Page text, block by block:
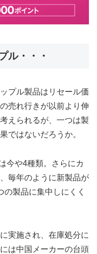
ル・・・
プル製品はリセール価
売れ行きが以前より伸
えられるが、一つは製
ではないだろうか。
今や4種類。さらにカ
毎年のように新製品が
製品に集中しにくく
実施され、在庫処分に
は中国メーカーの台頭